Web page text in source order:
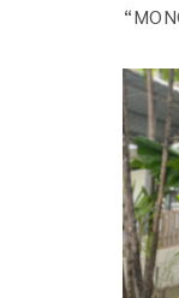
ขอนแ
ความ